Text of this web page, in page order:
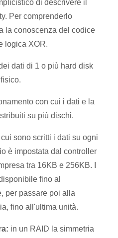
di descrivere il
Per comprenderlo
la conoscenza del codice
logica XOR.
dati di 1 o più hard disk
con cui i dati e la
su più dischi.
sono scritti i dati su ogni
è impostata dal controller
tra 16KB e 256KB. I
fino al
per passare poi alla
fino all'ultima unità.
in un RAID la simmetria